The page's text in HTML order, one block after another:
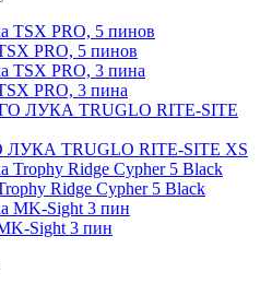
PRO, 5 пинов
PRO, 3 пина
TRUGLO RITE-SITE XS
Ridge Cypher 5 Black
Sight 3 пин